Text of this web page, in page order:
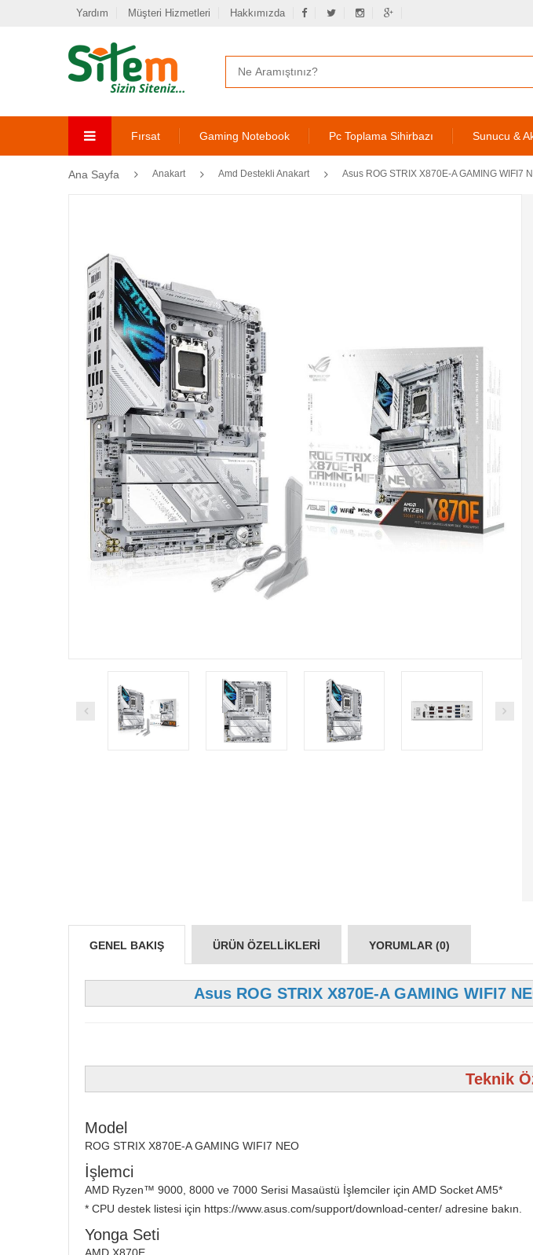
Yardım Müşteri Hizmetleri Hakkımızda
Fırsat Gaming Notebook Pc Toplama Sihirbazı Sunucu &
Ana Sayfa Anakart Amd Destekli Anakart Asus ROG STRIX X870E-A GAMING WIFI7
GENEL BAKIŞ ÜRÜN ÖZELLIKLERI YORUMLAR (0)
Asus ROG STRIX X870E-A GAMING WIFI7
Teknik
Model
ROG STRIX X870E-A GAMING WIFI7 NEO
İşlemci
AMD Ryzen™ 9000, 8000 ve 7000 Serisi Masaüstü İşlemciler için AMD Socket AM5*
* CPU destek listesi için https://www.asus.com/support/download-center/ adresine bakın.
Yonga Seti